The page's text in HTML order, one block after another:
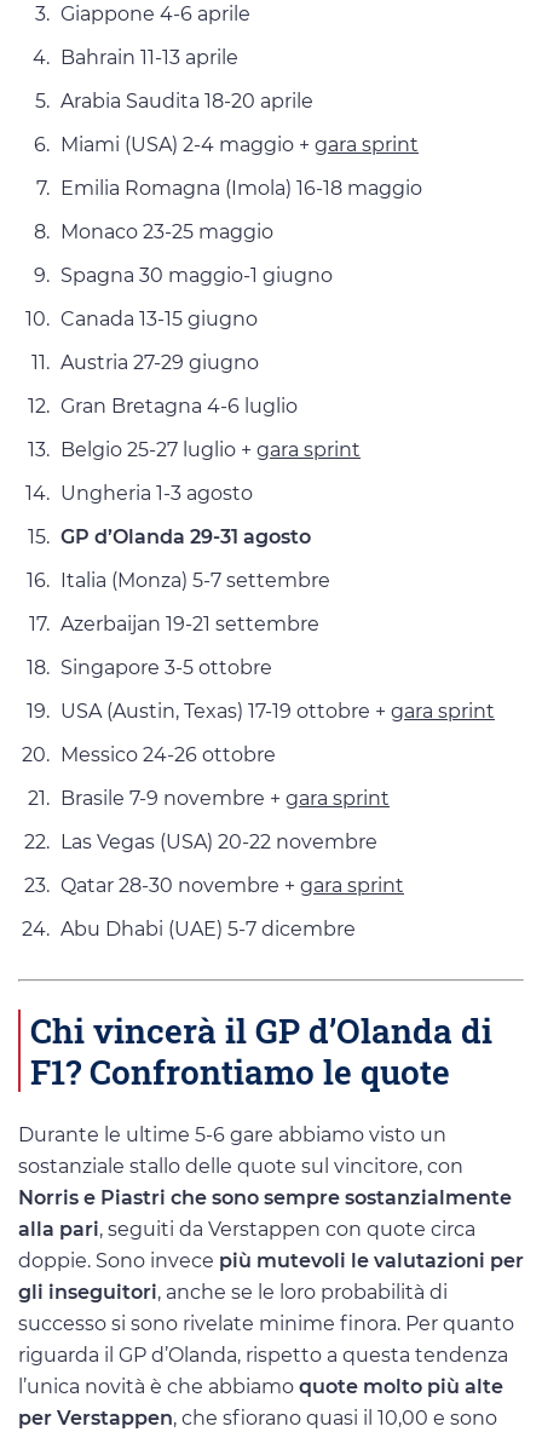
Giappone 4-6 aprile
Bahrain 11-13 aprile
Arabia Saudita 18-20 aprile
Miami (USA) 2-4 maggio + gara sprint
Emilia Romagna (Imola) 16-18 maggio
Monaco 23-25 maggio
Spagna 30 maggio-1 giugno
Canada 13-15 giugno
Austria 27-29 giugno
Gran Bretagna 4-6 luglio
Belgio 25-27 luglio + gara sprint
Ungheria 1-3 agosto
GP d’Olanda 29-31 agosto
Italia (Monza) 5-7 settembre
Azerbaijan 19-21 settembre
Singapore 3-5 ottobre
USA (Austin, Texas) 17-19 ottobre + gara sprint
Messico 24-26 ottobre
Brasile 7-9 novembre + gara sprint
Las Vegas (USA) 20-22 novembre
Qatar 28-30 novembre + gara sprint
Abu Dhabi (UAE) 5-7 dicembre
Chi vincerà il GP d’Olanda di
F1? Confrontiamo le quote
Durante le ultime 5-6 gare abbiamo visto un
sostanziale stallo delle quote sul vincitore, con
Norris e Piastri che sono sempre sostanzialmente
alla pari, seguiti da Verstappen con quote circa
doppie. Sono invece più mutevoli le valutazioni per
gli inseguitori, anche se le loro probabilità di
successo si sono rivelate minime finora. Per quanto
riguarda il GP d’Olanda, rispetto a questa tendenza
l’unica novità è che abbiamo quote molto più alte
per Verstappen, che sfiorano quasi il 10,00 e sono